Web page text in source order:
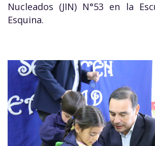
Nucleados (JIN) N°53 en la
Esquina.